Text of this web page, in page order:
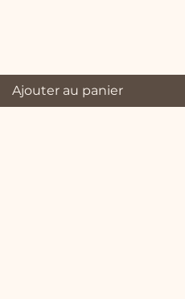
Ajouter au panier